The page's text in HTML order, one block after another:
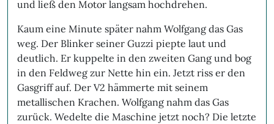
und ließ den Motor langsam hochdrehen.
Kaum eine Minute später nahm Wolfgang das Gas
weg. Der Blinker seiner Guzzi piepte laut und
deutlich. Er kuppelte in den zweiten Gang und bog
in den Feldweg zur Nette hin ein. Jetzt riss er den
Gasgriff auf. Der V2 hämmerte mit seinem
metallischen Krachen. Wolfgang nahm das Gas
zurück. Wedelte die Maschine jetzt noch? Die letzte